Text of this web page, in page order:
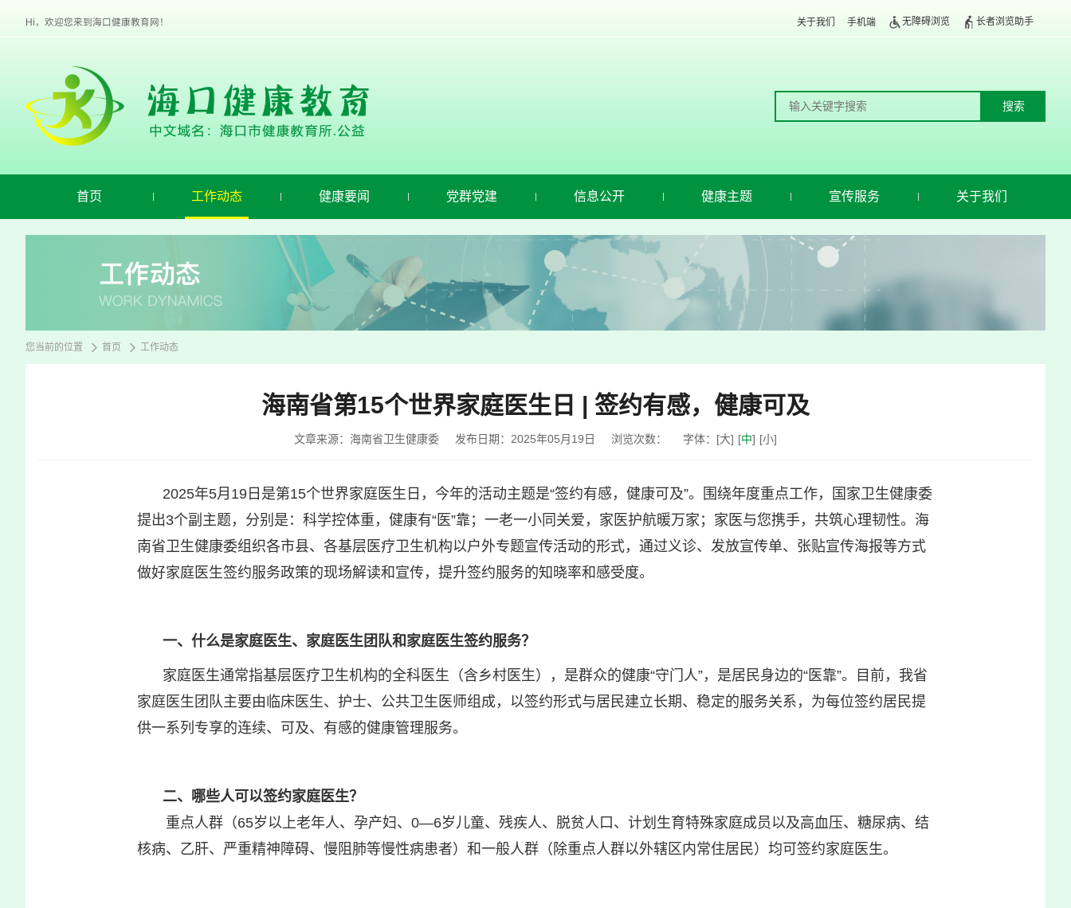
进
人
使
Hi，欢迎您来到海口健康教育网！ 关于我们 手机端 无障碍浏览 长者浏览助手
首页 工作动态 健康要闻 党群党建 信息公开 健康主题 宣传服务 关于我们
您当前的位置 首页 工作动态
海南省第15个世界家庭医生日 | 签约有感，健康可及
文章来源：海南省卫生健康委 发布日期：2025年05月19日 浏览次数： 字体： [大] [中] [小]
2025年5月19日是第15个世界家庭医生日，今年的活动主题是“签约有感，健康可及”。围绕年度重点工作，国家卫生健康委
提出3个副主题，分别是：科学控体重，健康有“医”靠；一老一小同关爱，家医护航暖万家；家医与您携手，共筑心理韧性。海
南省卫生健康委组织各市县、各基层医疗卫生机构以户外专题宣传活动的形式，通过义诊、发放宣传单、张贴宣传海报等方式
做好家庭医生签约服务政策的现场解读和宣传，提升签约服务的知晓率和感受度。
一、什么是家庭医生、家庭医生团队和家庭医生签约服务？
家庭医生通常指基层医疗卫生机构的全科医生（含乡村医生），是群众的健康“守门人”，是居民身边的“医靠”。目前，我省
家庭医生团队主要由临床医生、护士、公共卫生医师组成，以签约形式与居民建立长期、稳定的服务关系，为每位签约居民提
供一系列专享的连续、可及、有感的健康管理服务。
二、哪些人可以签约家庭医生？
重点人群（65岁以上老年人、孕产妇、0—6岁儿童、残疾人、脱贫人口、计划生育特殊家庭成员以及高血压、糖尿病、结
核病、乙肝、严重精神障碍、慢阻肺等慢性病患者）和一般人群（除重点人群以外辖区内常住居民）均可签约家庭医生。